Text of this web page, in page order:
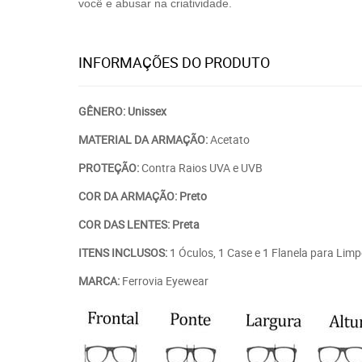
você e abusar na criatividade.
INFORMAÇÕES DO PRODUTO
GÊNERO: Unissex
MATERIAL DA ARMAÇÃO:Acetato
PROTEÇÃO:Contra Raios UVA e UVB
COR DA ARMAÇÃO: Preto
COR DAS LENTES: Preta
ITENS INCLUSOS: 1 Óculos, 1 Case e 1 Flanela para
MARCA: Ferrovia Eyewear